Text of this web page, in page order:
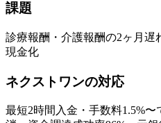
課題
診療報酬・介護報酬の2ヶ月遅
現金化
ネクストワンの対応
最短2時間 入金・手数料1.5%〜